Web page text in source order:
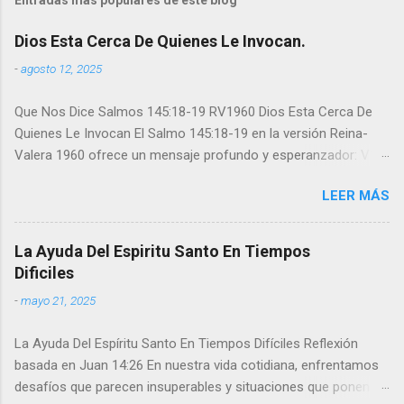
Dios Esta Cerca De Quienes Le Invocan.
-agosto 12, 2025
Que Nos Dice Salmos 145:18-19 RV1960 Dios Esta Cerca De
Quienes Le Invocan El Salmo 145:18-19 en la versión Reina-
Valera 1960 ofrece un mensaje profundo y esperanzador: V18.
que le invocan de veras. V19. “Cumplirá el deseo de los que le
temen; Oirá asimismo el clamor de ellos, y los salvará." Este
pasaje resalta la accesibilidad de Dios para quienes se acercan
a Él con sinceridad y reverencia. La cercanía divina no depende
corazones que claman a su presencia. La promesa es clara:
encontrarán Su compañía, sino que sus deseos serán
cumplidos de acuerdo con Su voluntad perfecta. El Clamor Y
La Salvación La segunda parte enfatiza un atributo esencial de
LEER MÁS
La Ayuda Del Espiritu Santo En Tiempos
Dificiles
-mayo 21, 2025
La Ayuda Del Espíritu Santo En Tiempos Difíciles Reflexión
basada en Juan 14:26 En nuestra vida cotidiana, enfrentamos
desafíos que parecen insuperables y situaciones que ponen a